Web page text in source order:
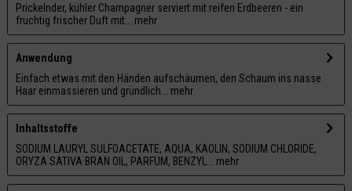
Prickelnder, kühler Champagner serviert mit reifen Erdbeeren - ein
fruchtig frischer Duft mit...
mehr
Anwendung
Einfach etwas mit den Händen aufschäumen, den Schaum ins nasse
Haar einmassieren und gründlich...
mehr
Inhaltsstoffe
SODIUM LAURYL SULFOACETATE, AQUA, KAOLIN, SODIUM CHLORIDE,
ORYZA SATIVA BRAN OIL, PARFUM, BENZYL...
mehr